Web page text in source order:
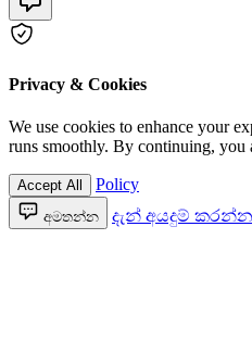
Privacy & Cookies
We use cookies to enhance your
runs smoothly. By continuing, you
Accept All Policy
අමතන්න දැන් අයදුම් කරන්න